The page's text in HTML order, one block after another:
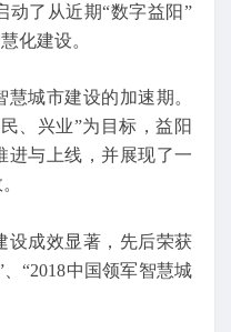
动了从近期“数字益阳”
化建设。
城市建设的加速期。
、兴业”为目标，益阳
进与上线，并展现了一
设成效显著，先后荣获
“2018中国领军智慧城